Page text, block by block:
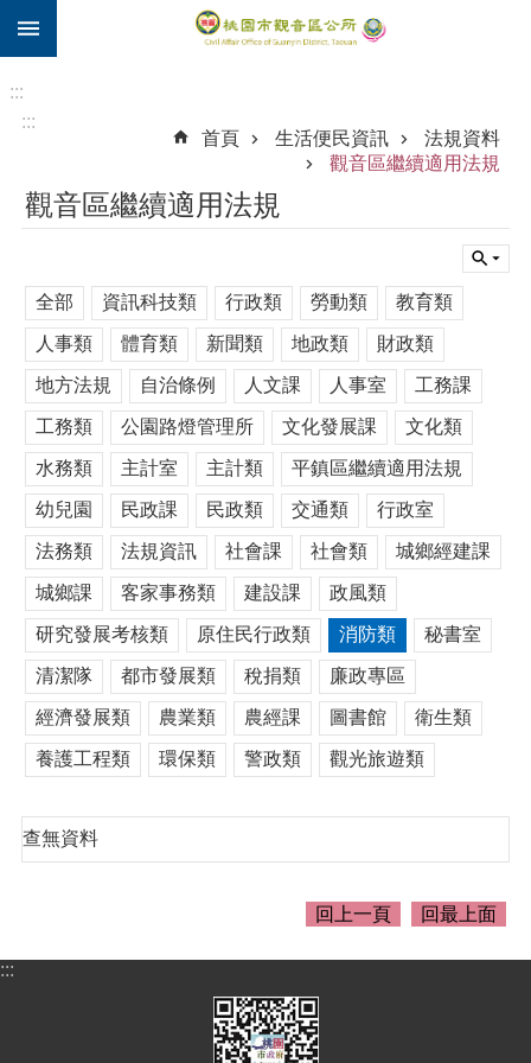
跳到主要內容區塊
民
卡
進
階
搜
尋
觀
音
區
介
紹
訊
息
公
告
生
活
便
資
訊
:::
:::
首頁
生活便民資訊
法規資料
觀音區繼續適用法規
觀音區繼續適用法規
全部 資訊科技類 行政類 勞動類 教育類
人事類 體育類 新聞類 地政類 財政類
地方法規 自治條例 人文課 人事室 工務課
工務類 公園路燈管理所 文化發展課 文化類
水務類 主計室 主計類 平鎮區繼續適用法規
幼兒園 民政課 民政類 交通類 行政室
法務類 法規資訊 社會課 社會類 城鄉經建課
城鄉課 客家事務類 建設課 政風類
研究發展考核類 原住民行政類 消防類 秘書室
清潔隊 都市發展類 稅捐類 廉政專區
經濟發展類 農業類 農經課 圖書館 衛生類
養護工程類 環保類 警政類 觀光旅遊類
查無資料
回上一頁 回最上面
:::